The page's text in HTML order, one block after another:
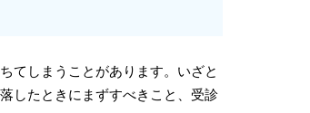
てしまうことがあります。いざと
したときにまずすべきこと、受診